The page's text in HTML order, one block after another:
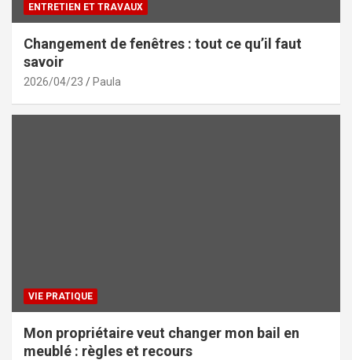
ENTRETIEN ET TRAVAUX
Changement de fenêtres : tout ce qu’il faut
savoir
2026/04/23 Paula
VIE PRATIQUE
Mon propriétaire veut changer mon bail en
meublé : règles et recours